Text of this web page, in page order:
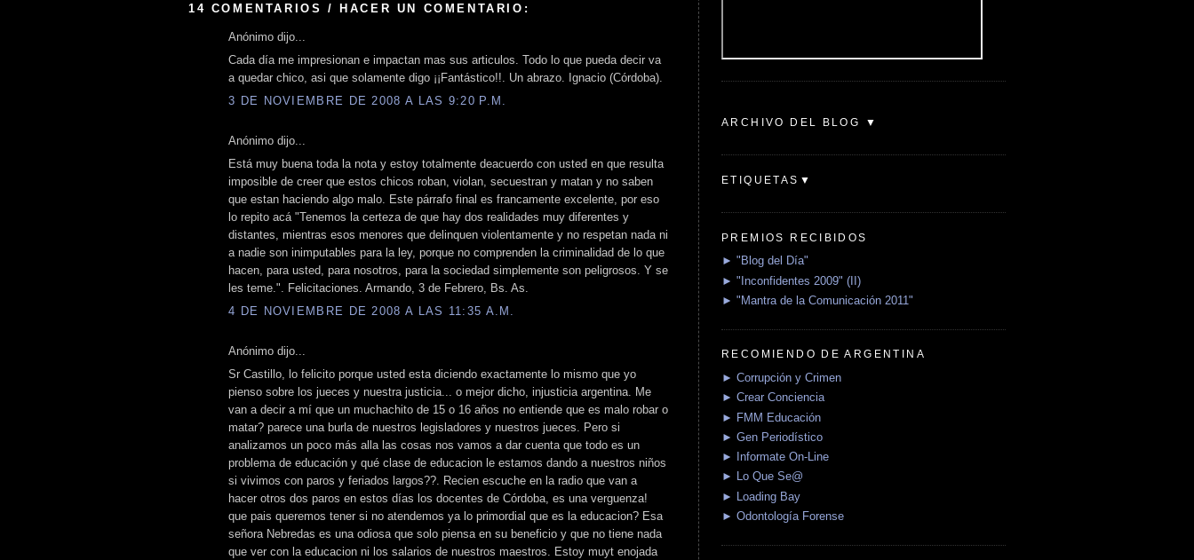
14 COMENTARIOS / HACER UN COMENTARIO:
Anónimo dijo...
Cada día me impresionan e impactan mas sus articulos. Todo lo que pueda decir va
a quedar chico, asi que solamente digo ¡¡Fantástico!!. Un abrazo. Ignacio (Córdoba).
3 DE NOVIEMBRE DE 2008 A LAS 9:20 P.M.
Anónimo dijo...
Está muy buena toda la nota y estoy totalmente deacuerdo con usted en que resulta
imposible de creer que estos chicos roban, violan, secuestran y matan y no saben
que estan haciendo algo malo. Este párrafo final es francamente excelente, por eso
lo repito acá "Tenemos la certeza de que hay dos realidades muy diferentes y
distantes, mientras esos menores que delinquen violentamente y no respetan nada ni
a nadie son inimputables para la ley, porque no comprenden la criminalidad de lo que
hacen, para usted, para nosotros, para la sociedad simplemente son peligrosos. Y se
les teme.". Felicitaciones. Armando, 3 de Febrero, Bs. As.
4 DE NOVIEMBRE DE 2008 A LAS 11:35 A.M.
Anónimo dijo...
Sr Castillo, lo felicito porque usted esta diciendo exactamente lo mismo que yo
pienso sobre los jueces y nuestra justicia... o mejor dicho, injusticia argentina. Me
van a decir a mí que un muchachito de 15 o 16 años no entiende que es malo robar o
matar? parece una burla de nuestros legisladores y nuestros jueces. Pero si
analizamos un poco más alla las cosas nos vamos a dar cuenta que todo es un
problema de educación y qué clase de educacion le estamos dando a nuestros niños
si vivimos con paros y feriados largos??. Recien escuche en la radio que van a
hacer otros dos paros en estos días los docentes de Córdoba, es una verguenza!
que pais queremos tener si no atendemos ya lo primordial que es la educacion? Esa
señora Nebredas es una odiosa que solo piensa en su beneficio y que no tiene nada
que ver con la educacion ni los salarios de nuestros maestros. Estoy muyt enojada
ARCHIVO DEL BLOG ▼
ETIQUETAS▼
PREMIOS RECIBIDOS
► "Blog del Día"
► "Inconfidentes 2009" (II)
► "Mantra de la Comunicación 2011"
RECOMIENDO DE ARGENTINA
► Corrupción y Crimen
► Crear Conciencia
► FMM Educación
► Gen Periodístico
► Informate On-Line
► Lo Que Se@
► Loading Bay
► Odontología Forense